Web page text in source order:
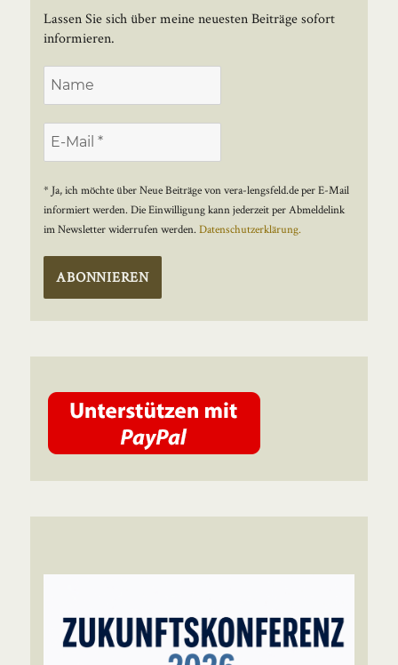
Lassen Sie sich über meine neuesten Beiträge sofort
informieren.
* Ja, ich möchte über Neue Beiträge von vera-lengsfeld.de per E-Mail
informiert werden. Die Einwilligung kann jederzeit per Abmeldelink
im Newsletter widerrufen werden.Datenschutzerklärung.